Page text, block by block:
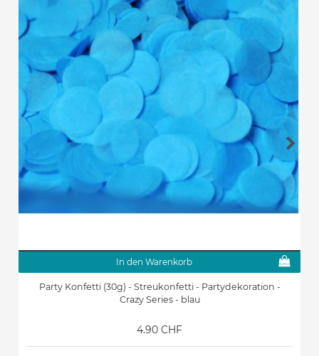
In den Warenkorb
Party Konfetti (30g) - Streukonfetti - Partydekoration -
Crazy Series - blau
4.90 CHF